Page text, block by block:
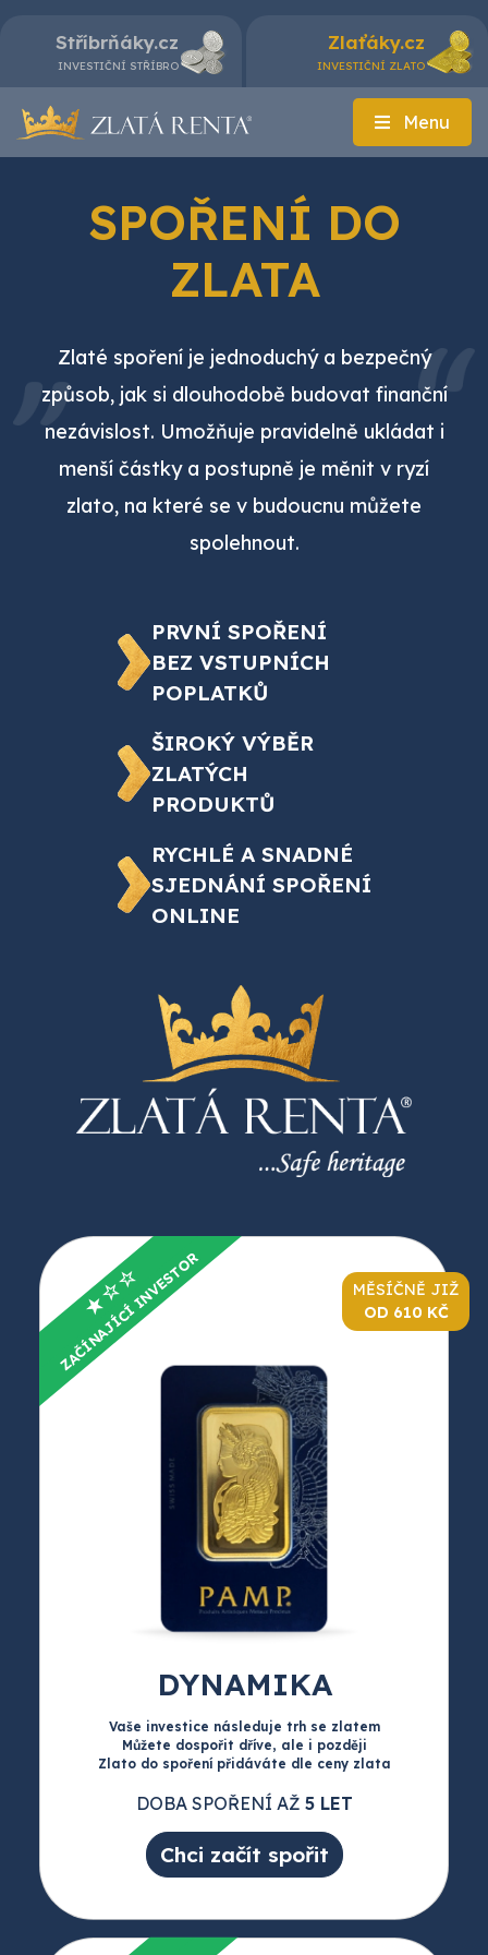
Stříbrňáky.cz
INVESTIČNÍ STŘÍBRO
Zlaťáky.cz
INVESTIČNÍ ZLATO
Menu
SPOŘENÍ DO
ZLATA
Zlaté spoření je jednoduchý a bezpečný
způsob, jak si dlouhodobě budovat finanční
nezávislost. Umožňuje pravidelně ukládat i
menší částky a postupně je měnit v ryzí
zlato, na které se v budoucnu můžete
spolehnout.
PRVNÍ SPOŘENÍ
BEZ VSTUPNÍCH
POPLATKŮ
ŠIROKÝ VÝBĚR
ZLATÝCH
PRODUKTŮ
RYCHLÉ A SNADNÉ
SJEDNÁNÍ SPOŘENÍ
ONLINE
MĚSÍČNĚ JIŽ
OD 610 KČ
★☆☆
ZAČÍNAJÍCÍ INVESTOR
DYNAMIKA
Vaše investice následuje trh se zlatem
Můžete dospořit dříve, ale i později
Zlato do spoření přidáváte dle ceny zlata
DOBA SPOŘENÍ AŽ 5 LET
Chci začít spořit